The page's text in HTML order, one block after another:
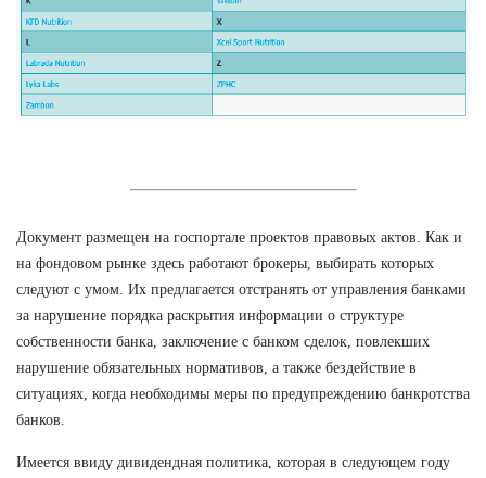
Документ размещен на госпортале проектов правовых актов. Как и
на фондовом рынке здесь работают брокеры, выбирать которых
следуют с умом. Их предлагается отстранять от управления банками
за нарушение порядка раскрытия информации о структуре
собственности банка, заключение с банком сделок, повлекших
нарушение обязательных нормативов, а также бездействие в
ситуациях, когда необходимы меры по предупреждению банкротства
банков.
Имеется ввиду дивидендная политика, которая в следующем году